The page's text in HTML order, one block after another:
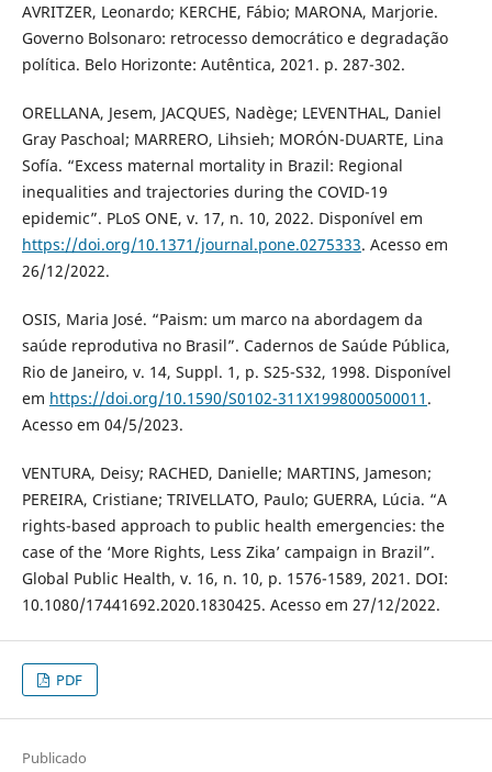
AVRITZER, Leonardo; KERCHE, Fábio; MARONA, Marjorie.
Governo Bolsonaro: retrocesso democrático e degradação
política. Belo Horizonte: Autêntica, 2021. p. 287-302.
ORELLANA, Jesem, JACQUES, Nadège; LEVENTHAL, Daniel
Gray Paschoal; MARRERO, Lihsieh; MORÓN-DUARTE, Lina
Sofía. “Excess maternal mortality in Brazil: Regional
inequalities and trajectories during the COVID-19
epidemic”. PLoS ONE, v. 17, n. 10, 2022. Disponível em
https://doi.org/10.1371/journal.pone.0275333. Acesso em
26/12/2022.
OSIS, Maria José. “Paism: um marco na abordagem da
saúde reprodutiva no Brasil”. Cadernos de Saúde Pública,
Rio de Janeiro, v. 14, Suppl. 1, p. S25-S32, 1998. Disponível
em https://doi.org/10.1590/S0102-311X1998000500011 .
Acesso em 04/5/2023.
VENTURA, Deisy; RACHED, Danielle; MARTINS, Jameson;
PEREIRA, Cristiane; TRIVELLATO, Paulo; GUERRA, Lúcia. “A
rights-based approach to public health emergencies: the
case of the ‘More Rights, Less Zika’ campaign in Brazil”.
Global Public Health, v. 16, n. 10, p. 1576-1589, 2021. DOI:
10.1080/17441692.2020.1830425. Acesso em 27/12/2022.
PDF
Publicado